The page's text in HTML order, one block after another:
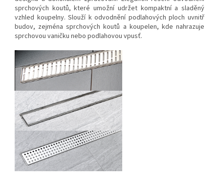
sprchových koutů, které umožní udržet kompaktní a sladěný
vzhled koupelny. Slouží k odvodnění podlahových ploch uvnitř
budov, zejména sprchových koutů a koupelen, kde nahrazuje
sprchovou vaničku nebo podlahovou vpusť.